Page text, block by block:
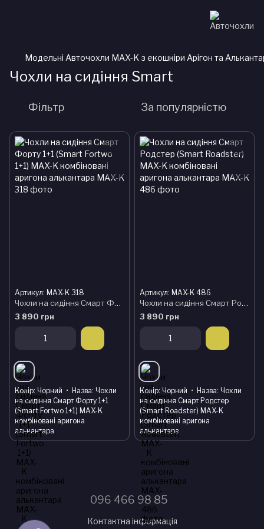
Модельні Авточохли MAX-K з екошкіри Арігон та
Чохли на сидіння Smart
Фільтр За популярністю
Артикул: MAX-K 318
Чохли на сидіння Смарт Форту 1+1 (Smart Fortwo 1+1) MAX-K комбіновані аригона алькантара
3 890 грн
Колір Чорний Назва Чохли
на сидіння Смарт Форту 1+1
(Smart Fortwo 1+1) MAX-K
комбіновані аригона
алькантара
Артикул: MAX-K 486
Чохли на сидіння Смарт Родстер (Smart Roadster) MAX-K комбіновані аригона алькантара
3 890 грн
Колір Чорний Назва Чохли
на сидіння Смарт Родстер
(Smart Roadster) MAX-K
комбіновані аригона
алькантара
096 466 98 85
Контактна інформація